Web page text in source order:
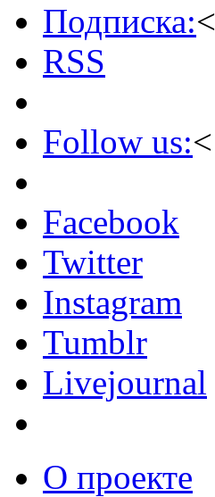
Подписка:<
RSS
Follow us:<
Facebook
Twitter
Instagram
Tumblr
Livejournal
О проекте